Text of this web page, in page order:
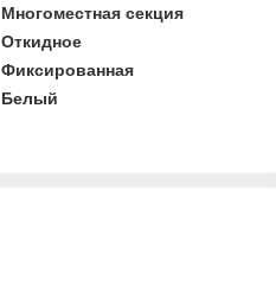
Многоместная секция
Откидное
Фиксированная
Белый